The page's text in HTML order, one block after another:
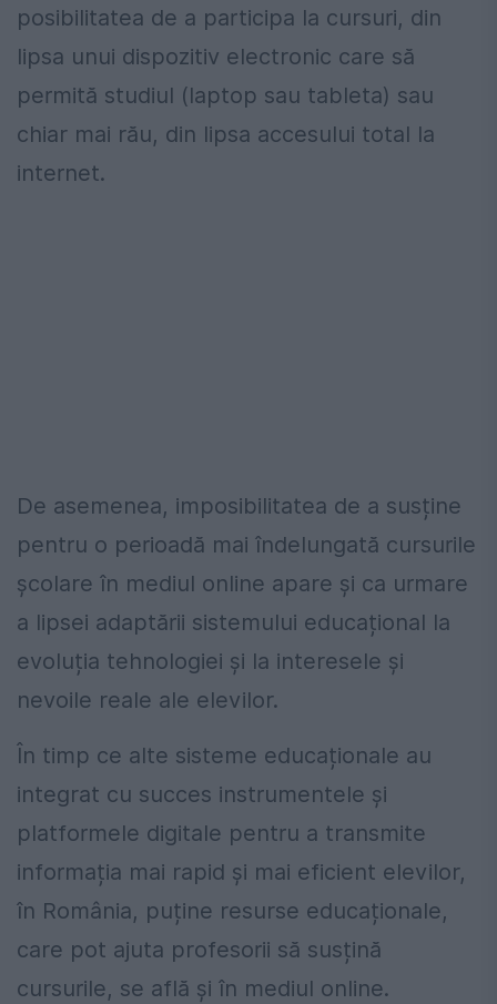
posibilitatea de a participa la cursuri, din
lipsa unui dispozitiv electronic care să
permită studiul (laptop sau tableta) sau
chiar mai rău, din lipsa accesului total la
internet.
De asemenea, imposibilitatea de a susține
pentru o perioadă mai îndelungată cursurile
școlare în mediul online apare și ca urmare
a lipsei adaptării sistemului educațional la
evoluția tehnologiei și la interesele și
nevoile reale ale elevilor.
În timp ce alte sisteme educaționale au
integrat cu succes instrumentele și
platformele digitale pentru a transmite
informația mai rapid și mai eficient elevilor,
în România, puține resurse educaționale,
care pot ajuta profesorii să susțină
cursurile, se află și în mediul online.